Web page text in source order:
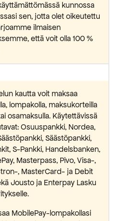
kunnossa
sen, jotta olet oikeutettu
ilmaisen
että voit olla 100 %
kautta voit maksaa
lompakolla, maksukorteilla
osamaksulla. Käytettävissä
Osuuspankki, Nordea,
Säästöpankki,
S-Pankki, Handelsbanken,
Masterpass, Pivo, Visa-,
, MasterCard- ja Debit
Jousto ja Enterpay Lasku
MobilePay-lompakollasi